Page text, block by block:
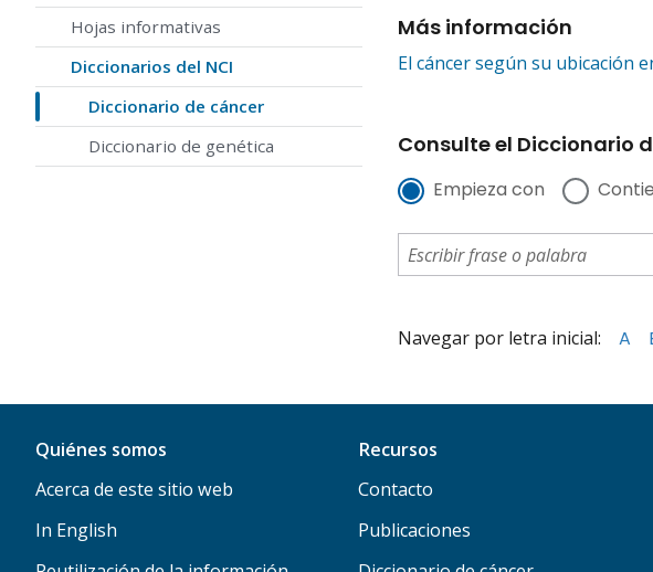
Hojas informativas
Diccionarios del NCI
Diccionario de cáncer
Diccionario de genética
Más información
El cáncer según su ubicación
Consulte el Diccionario
Empieza con
Navegar por letra inicial: A
Quiénes somos
Acerca de este sitio web
In English
Recursos
Contacto
Publicaciones